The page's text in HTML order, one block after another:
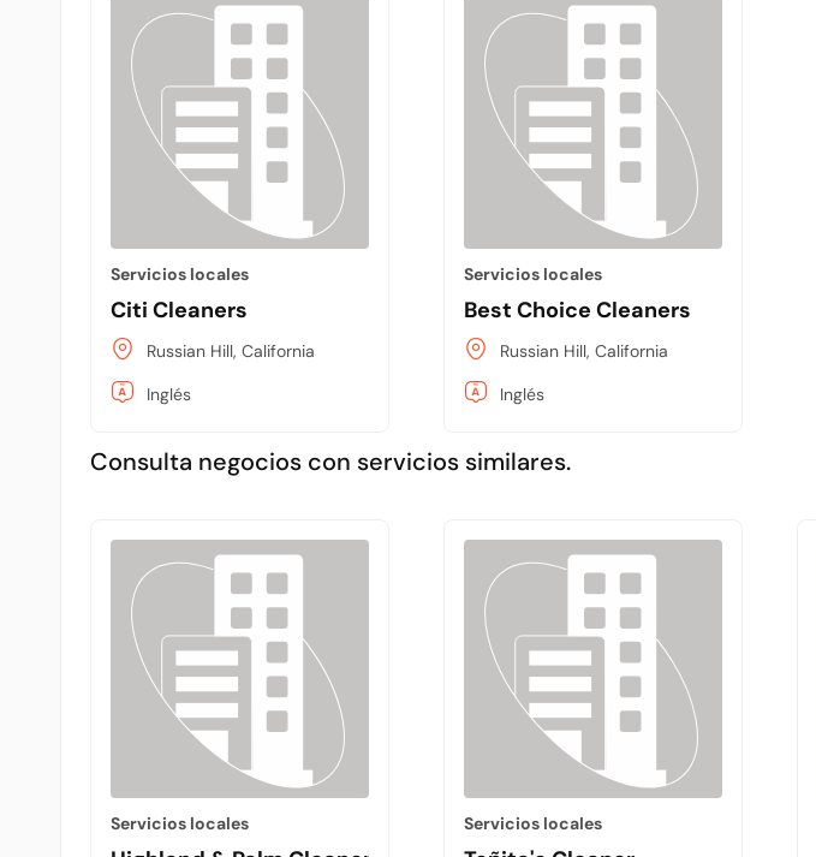
Servicios locales
Citi Cleaners
Russian Hill, California
Inglés
Servicios locales
Best Choice Cleaners
Russian Hill, California
Inglés
Consulta negocios con servicios similares.
Servicios locales Servicios locales